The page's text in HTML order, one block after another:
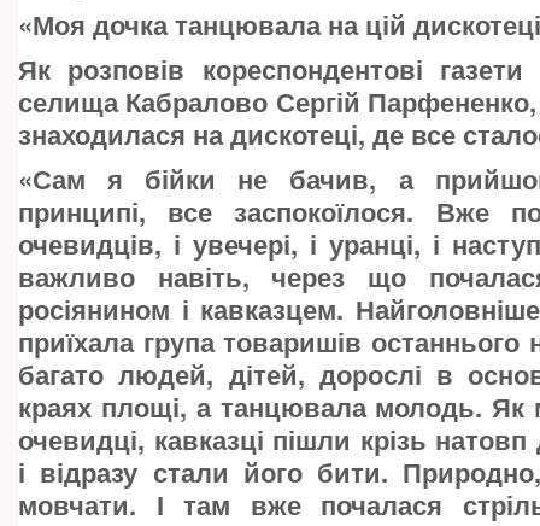
«Моя дочка танцювала на цій
Як розповів кореспондентові
селища Кабралово Сергій Парфененко,
знаходилася на дискотеці, де все
«Сам я бійки не бачив, а
принципі, все заспокоїлося. Вже
очевидців, і увечері, і уранці, і
важливо навіть, через що
росіянином і кавказцем.
приїхала група товаришів
багато людей, дітей, дорослі в
краях площі, а танцювала молодь. Як
очевидці, кавказці пішли крізь
і відразу стали його бити.
мовчати. І там вже почалася